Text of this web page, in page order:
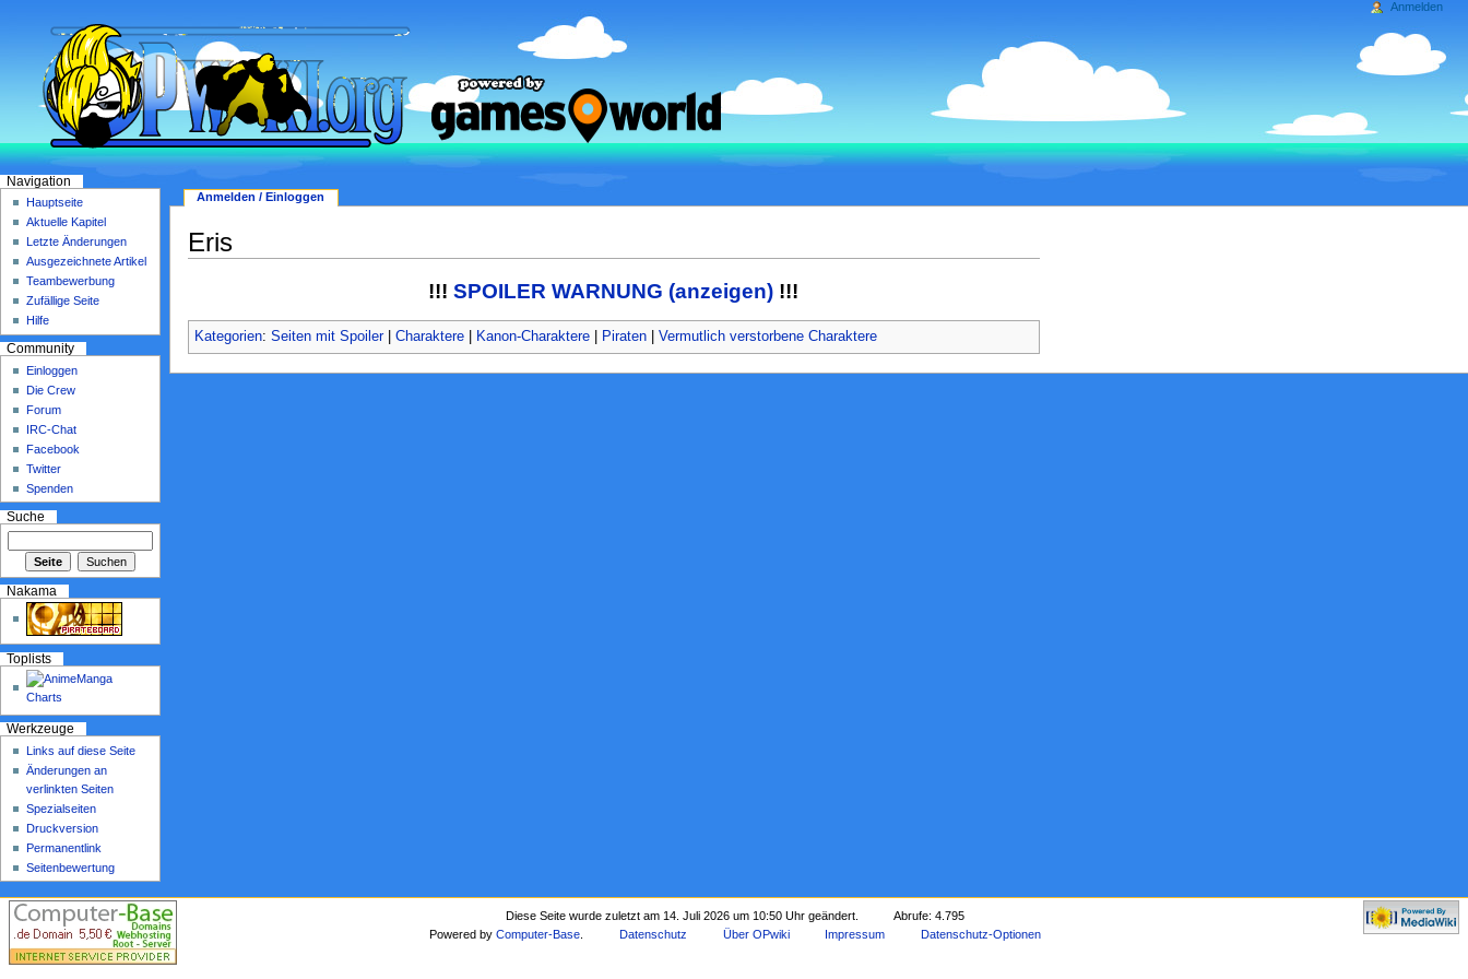
Eris
!!!SPOILER WARNUNG (anzeigen) !!!
Kategorien: Seiten mit Spoiler| Charaktere| Kanon-Charaktere| Piraten| Vermutlich verstorbene Charaktere
Anmelden / Einloggen
Anmelden
Navigation
Hauptseite
Aktuelle Kapitel
Letzte Änderungen
Ausgezeichnete Artikel
Teambewerbung
Zufällige Seite
Hilfe
Community
Einloggen
Die Crew
Forum
IRC-Chat
Facebook
Twitter
Spenden
Suche
Nakama
Toplists
Werkzeuge
Links auf diese Seite
Änderungen an
verlinkten Seiten
Spezialseiten
Druckversion
Permanentlink
Seitenbewertung
Diese Seite wurde zuletzt am 14. Juli 2026 um 10:50 Uhr geändert.
Abrufe: 4.795
Powered byComputer-Base Datenschutz Über OPwiki Impressum Datenschutz-Optionen